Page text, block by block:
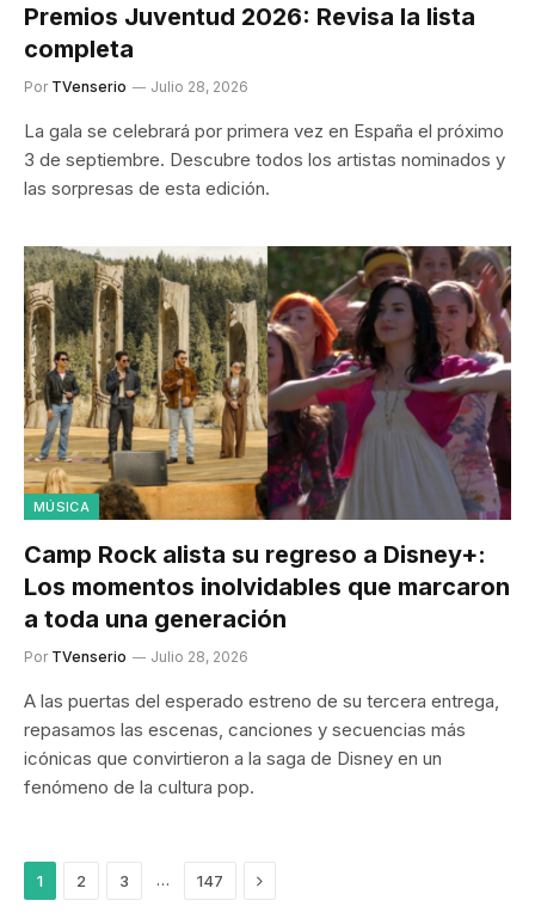
Premios Juventud 2026: Revisa la lista
completa
Por TVenserio Julio 28, 2026
La gala se celebrará por primera vez en España el próximo
3 de septiembre. Descubre todos los artistas nominados y
las sorpresas de esta edición.
MÚSICA
Camp Rock alista su regreso a Disney+:
Los momentos inolvidables que marcaron
a toda una generación
Por TVenserio Julio 28, 2026
A las puertas del esperado estreno de su tercera entrega,
repasamos las escenas, canciones y secuencias más
icónicas que convirtieron a la saga de Disney en un
fenómeno de la cultura pop.
1 2 3 … 147 Siguiente